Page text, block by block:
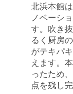
北浜本館
ノベーシ
す。吹き
るく厨房
がテキパ
えます。
ったため
点を残し